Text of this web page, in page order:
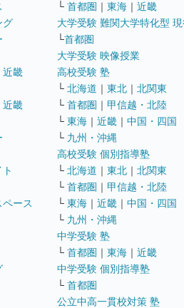
グ
近畿
近畿
ース
└ 首都圏 ｜ 東海 ｜ 近畿
大学受験 難関大学特化型
└首都圏
大学受験 映像授業
高校受験 塾
└ 北海道 ｜ 東北 ｜ 北関東
└ 首都圏 ｜ 甲信越・北陸
└ 東海 ｜ 近畿 ｜ 中国・四国
└ 九州・沖縄
高校受験 個別指導塾
└ 北海道 ｜ 東北 ｜ 北関東
└ 首都圏 ｜ 甲信越・北陸
└ 東海 ｜ 近畿 ｜ 中国・四国
└ 九州・沖縄
中学受験 塾
└ 首都圏 ｜ 東海 ｜ 近畿
中学受験 個別指導塾
└ 首都圏
公立中高一貫校対策 塾